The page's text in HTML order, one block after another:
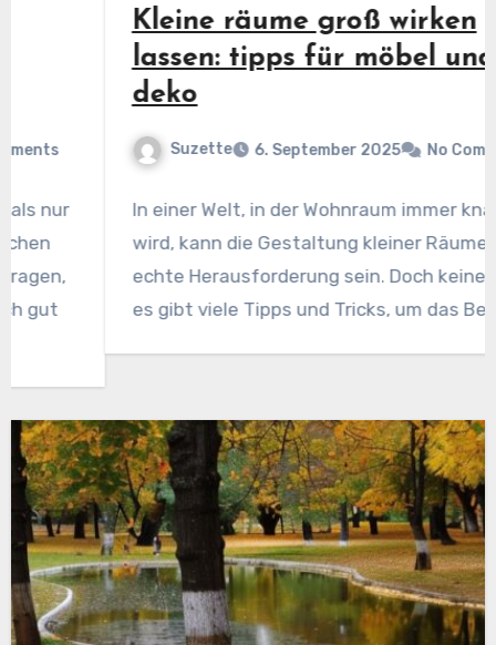
Kleine räume groß wirken
lassen: tipps für möbel und
Suzette 6. September 2025 No Comments
In einer Welt, in der Wohnraum immer knapper
wird, kann die Gestaltung kleiner Räume eine
echte Herausforderung sein. Doch keine Sorge,
es gibt viele Tipps und Tricks, um das Beste…